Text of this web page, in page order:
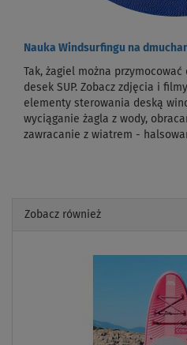
Nauka Windsurfingu na
Tak, żagiel można
desek SUP. Zobacz zdjęcia i
elementy sterowania deską
wyciąganie żagla z wody,
zawracanie z wiatrem -
Zobacz również